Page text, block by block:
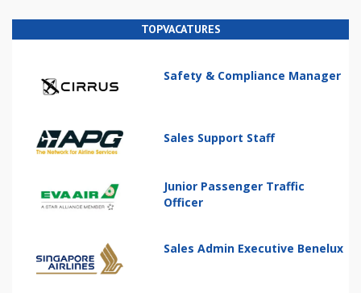
TOPVACATURES
Safety & Compliance Manager
Sales Support Staff
Junior Passenger Traffic
Officer
Sales Admin Executive Benelux